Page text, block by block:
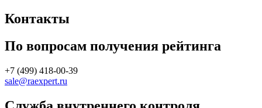
Контакты
По вопросам получения рейтинга
+7 (499) 418-00-39
sale@raexpert.ru